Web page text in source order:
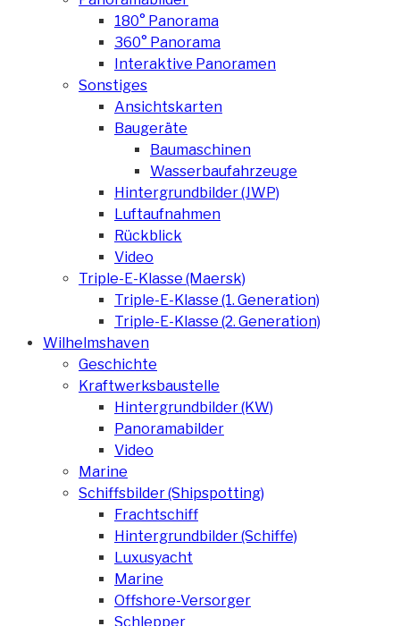
180° Panorama
360° Panorama
Interaktive Panoramen
Sonstiges
Ansichtskarten
Baugeräte
Baumaschinen
Wasserbaufahrzeuge
Hintergrundbilder (JWP)
Luftaufnahmen
Rückblick
Video
Triple-E-Klasse (Maersk)
Triple-E-Klasse (1. Generation)
Triple-E-Klasse (2. Generation)
Wilhelmshaven
Geschichte
Kraftwerksbaustelle
Hintergrundbilder (KW)
Panoramabilder
Video
Marine
Schiffsbilder (Shipspotting)
Frachtschiff
Hintergrundbilder (Schiffe)
Luxusyacht
Marine
Offshore-Versorger
Schlepper